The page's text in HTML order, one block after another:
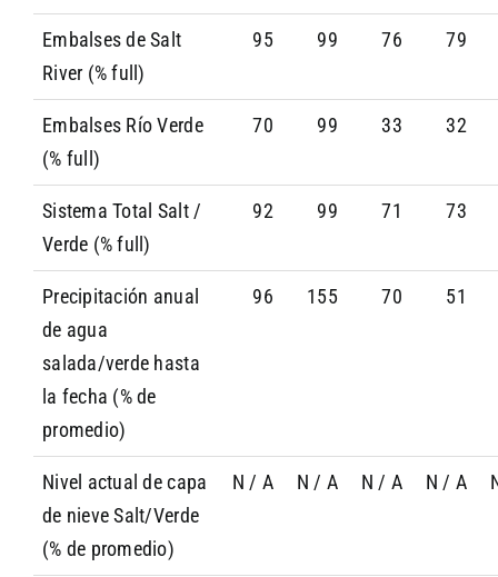
Embalses de Salt
River (% full)
95 99 76 79
Embalses Río Verde
(% full)
70 99 33 32
Sistema Total Salt /
Verde (% full)
92 99 71 73
Precipitación anual
de agua
salada/verde hasta
la fecha (% de
promedio)
96 155 70 51
Nivel actual de capa
de nieve Salt/Verde
(% de promedio)
N / A N / A N / A N / A